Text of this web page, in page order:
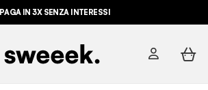
PAGA IN 3X SENZA INTERESSI